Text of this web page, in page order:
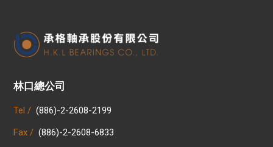
林口總公司
Tel / (886)-2-2608-2199
Fax / (886)-2-2608-6833